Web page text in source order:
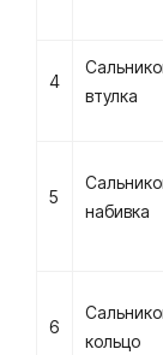
4
втулка
5
набивка
6
кольцо